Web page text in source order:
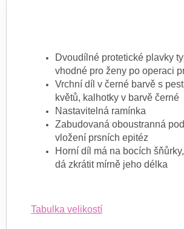
Dvoudílné protetické plavky
vhodné pro ženy po operaci
Vrchní díl v černé barvě s
květů, kalhotky v barvě černé
Nastavitelná ramínka
Zabudovaná oboustranná
vložení prsních epitéz
Horní díl má na bocích
dá zkrátit mírně jeho délka
Tabulka velikostí